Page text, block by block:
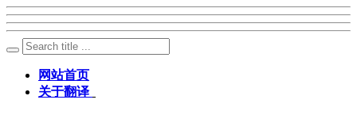
网站首页
关于翻译